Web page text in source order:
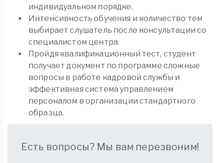
индивидуальном порядке.
Интенсивность обучения и количество тем
выбирает слушатель после консультации со
специалистом центра.
Пройдя квалификационный тест, студент
получает документ по программе сложные
вопросы в работе кадровой службы и
эффективная система управлением
персоналом в организации стандартного
образца.
Есть вопросы? Мы вам перезвоним!